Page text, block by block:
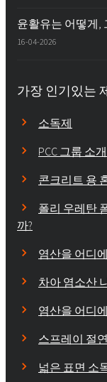
윤활유는 어떻게,
16-04-2026
가장 인기있는
소독제
PCC 그룹 소
콘크리트 용
폴리 우레탄
까?
염산을 어디
차아 염소산
염산을 어디
스프레이 절연
넓은 표면 소